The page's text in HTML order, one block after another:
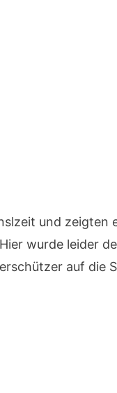
und zeigten
wurde leider
auf die